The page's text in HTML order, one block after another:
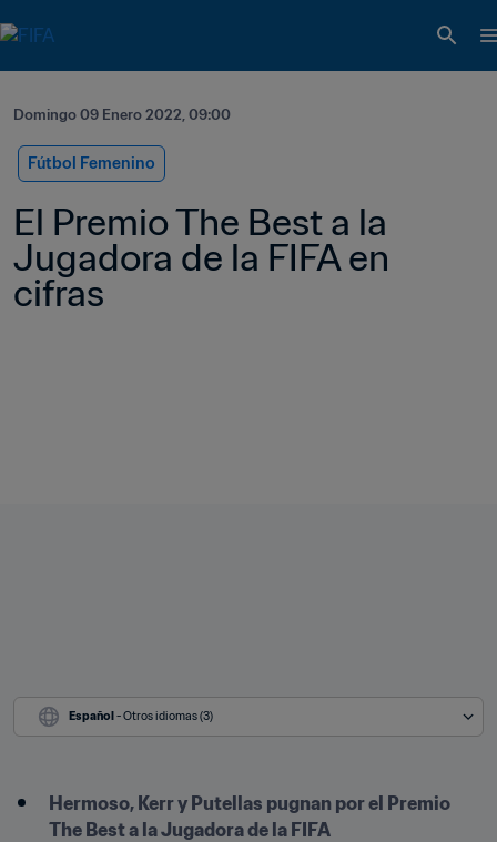
Domingo 09 Enero 2022, 09:00
Fútbol Femenino
El Premio The Best a la
Jugadora de la FIFA en
cifras
Español - Otros idiomas (3)
Hermoso, Kerr y Putellas pugnan por el Premio
The Best a la Jugadora de la FIFA